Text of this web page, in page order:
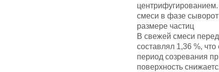
смеси в фазе
размере частиц
В свежей смеси
составлял 1,36 %, что
период созревания
поверхность